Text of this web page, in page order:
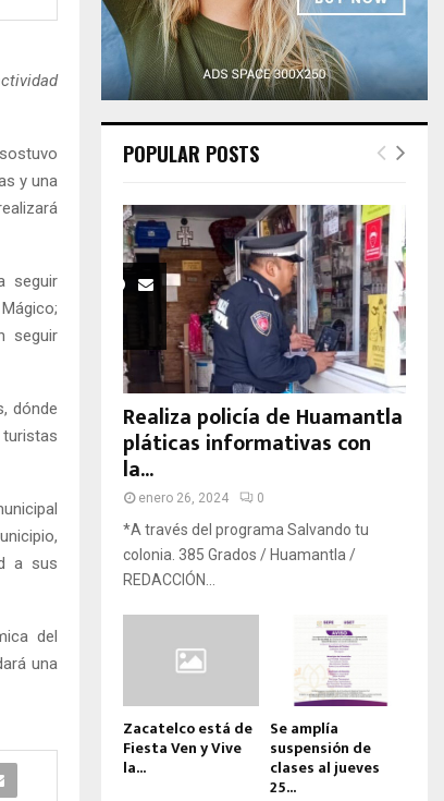
y una
seguir
seguir
dónde
a sus
del
una
POPULAR POSTS
Realiza policía de Huamantla
pláticas informativas con
la...
enero 26, 2024 0
*A través del programa Salvando tu
colonia. 385 Grados / Huamantla /
REDACCIÓN...
Zacatelco está de
Fiesta Ven y Vive
la...
Se amplía
suspensión de
clases al jueves
25...